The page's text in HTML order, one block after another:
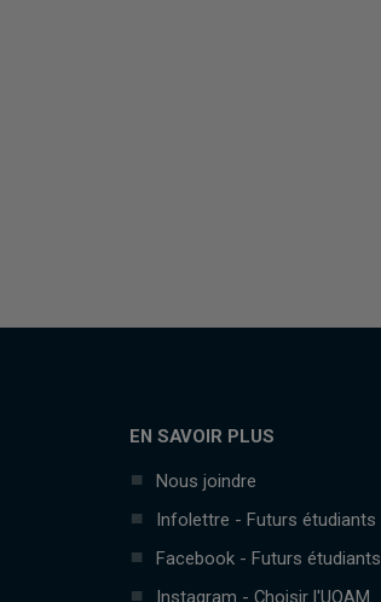
EN SAVOIR PLUS
Nous joindre
Infolettre - Futurs étudiants
Facebook - Futurs étudiants
Instagram - Choisir l'UQAM